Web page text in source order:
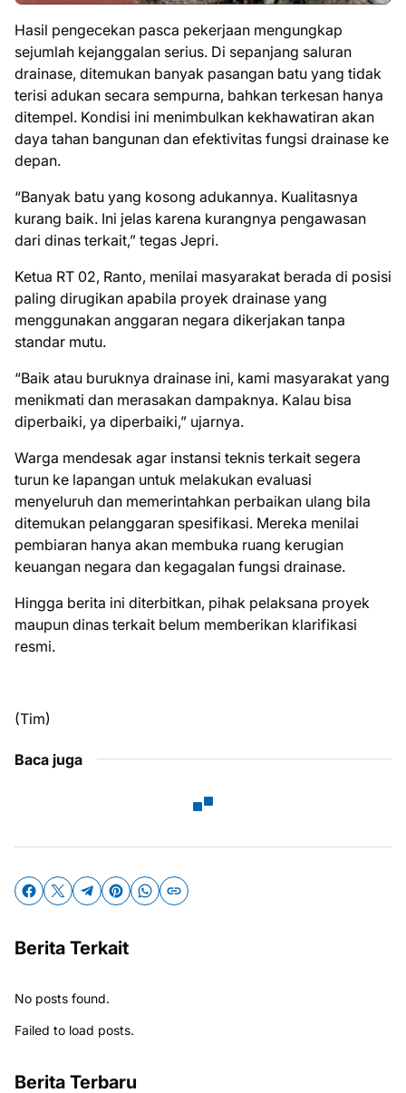
Hasil pengecekan pasca pekerjaan mengungkap
sejumlah kejanggalan serius. Di sepanjang saluran
drainase, ditemukan banyak pasangan batu yang tidak
terisi adukan secara sempurna, bahkan terkesan hanya
ditempel. Kondisi ini menimbulkan kekhawatiran akan
daya tahan bangunan dan efektivitas fungsi drainase ke
depan.
“Banyak batu yang kosong adukannya. Kualitasnya
kurang baik. Ini jelas karena kurangnya pengawasan
dari dinas terkait,” tegas Jepri.
Ketua RT 02, Ranto, menilai masyarakat berada di posisi
paling dirugikan apabila proyek drainase yang
menggunakan anggaran negara dikerjakan tanpa
standar mutu.
“Baik atau buruknya drainase ini, kami masyarakat yang
menikmati dan merasakan dampaknya. Kalau bisa
diperbaiki, ya diperbaiki,” ujarnya.
Warga mendesak agar instansi teknis terkait segera
turun ke lapangan untuk melakukan evaluasi
menyeluruh dan memerintahkan perbaikan ulang bila
ditemukan pelanggaran spesifikasi. Mereka menilai
pembiaran hanya akan membuka ruang kerugian
keuangan negara dan kegagalan fungsi drainase.
Hingga berita ini diterbitkan, pihak pelaksana proyek
maupun dinas terkait belum memberikan klarifikasi
resmi.
(Tim)
Baca juga
Berita Terkait
No posts found.
Failed to load posts.
Berita Terbaru